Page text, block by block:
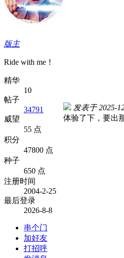
版主
Ride with me！
精华
10
帖子
34791
威望
55 点
积分
47800 点
种子
650 点
注册时间
2004-2-25
最后登录
2026-8-8
串个门
加好友
打招呼
发表于 2025-
体验了下，要出